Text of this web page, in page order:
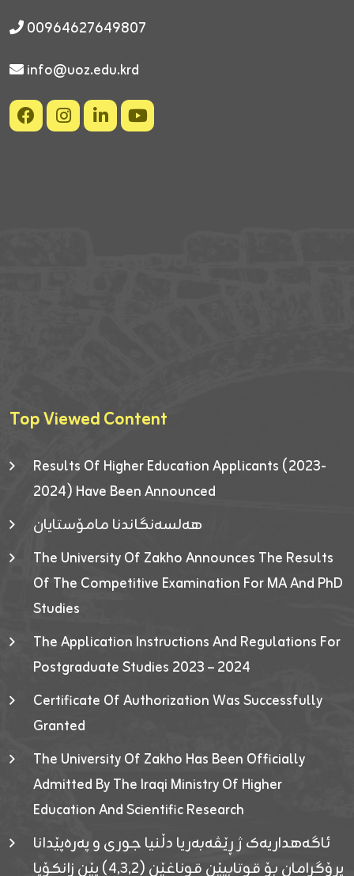
00964627649807
info@uoz.edu.krd
Top Viewed Content
Results Of Higher Education Applicants (2023-
2024) Have Been Announced
هەلسەنگاندنا مامۆستایان
The University Of Zakho Announces The Results
Of The Competitive Examination For MA And PhD
Studies
The Application Instructions And Regulations For
Postgraduate Studies 2023 – 2024
Certificate Of Authorization Was Successfully
Granted
The University Of Zakho Has Been Officially
Admitted By The Iraqi Ministry Of Higher
Education And Scientific Research
ئاگەهداریەک ژ ڕێڤەبەریا دڵنیا جوری و پەرەپێدانا
پرۆگرامان بۆ قوتابیێن قوناغێن (٤٫٣٫٢) یێن زانکۆیا